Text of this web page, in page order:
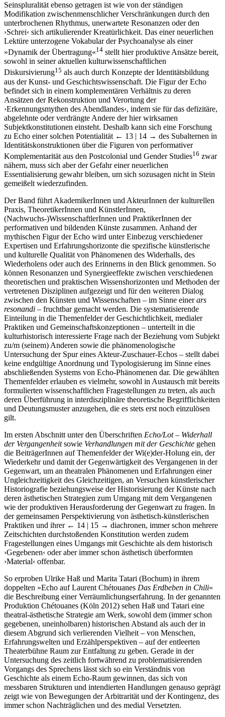
Seinspluralität ebenso getragen ist wie von der ständigen
Modifikation zwischenmenschlicher Verschränkungen durch den
unterbrochenen Rhythmus, unerwartete Resonanzen oder den
›Schrei‹ sich artikulierender Kreatürlichkeit. Das einer neuerlichen
Lektüre unterzogene Vokabular der Psychoanalyse als einer
»Dynamik der Übertragung«14 stellt hier produktive Ansätze bereit,
sowohl in seiner aktuellen kulturwissenschaftlichen
Diskursivierung15 als auch durch Konzepte der Identitätsbildung
aus der Kunst- und Geschichtswissenschaft. Die Figur der Echo
befindet sich in einem komplementären Verhältnis zu deren
Ansätzen der Rekonstruktion und Verortung der
›Erkennungsmythen des Abendlandes‹, indem sie für das defizitäre,
abgelehnte oder verdrängte Andere der hier wirksamen
Subjektkonstitutionen einsteht. Deshalb kann sich eine Forschung
zu Echo einer solchen Potentialität ← 13 | 14 → des Subalternen in
Identitätskonstruktionen über die Figuren von performativer
Komplementarität aus den Postcolonial und Gender Studies16 zwar
nähern, muss sich aber der Gefahr einer neuerlichen
Essentialisierung gewahr bleiben, um sich sozusagen nicht in Stein
gemeißelt wiederzufinden.
Der Band führt AkademikerInnen und AkteurInnen der kulturellen
Praxis, TheoretikerInnen und KünstlerInnen,
(Nachwuchs-)WissenschaftlerInnen und PraktikerInnen der
performativen und bildenden Künste zusammen. Anhand der
mythischen Figur der Echo wird unter Einbezug verschiedener
Expertisen und Erfahrungshorizonte die spezifische künstlerische
und kulturelle Qualität von Phänomenen des Widerhalls, des
Wiederholens oder auch des Erinnerns in den Blick genommen. So
können Resonanzen und Synergieeffekte zwischen verschiedenen
theoretischen und praktischen Wissenshorizonten und Methoden der
vertretenen Disziplinen aufgezeigt und für den weiteren Dialog
zwischen den Künsten und Wissenschaften – im Sinne einerars
resonandi – fruchtbar gemacht werden. Die systematisierende
Einteilung in die Themenfelder der Geschichtlichkeit, medialer
Praktiken und Gemeinschaftskonzeptionen – unterteilt in die
kulturhistorisch interessierte Frage nach der Beziehung vom Subjekt
zu/m (seinem) Anderen sowie die phänomenologische
Untersuchung der Spur eines Akteur-Zuschauer-Echos – stellt dabei
keine endgültige Anordnung und Typologisierung im Sinne eines
abschließenden Systems von Echo-Phänomenen dar. Die gewählten
Themenfelder erlauben es vielmehr, sowohl in Austausch mit bereits
formulierten wissenschaftlichen Fragestellungen zu treten, als auch
deren Überführung in interdisziplinäre theoretische Begrifflichkeiten
und Deutungsmuster anzugehen, die es stets erst noch einzulösen
gilt.
Im ersten Abschnitt unter den Überschriften Echo/Lot – Widerhall
der Vergangenheitsowie Verhandlungen mit der Geschichte gehen
die BeiträgerInnen auf Themenfelder der Wi(e)der-Holung ein, der
Wiederkehr und damit der Gegenwärtigkeit des Vergangenen in der
Gegenwart, um an theatralen Phänomenen und Erfahrungen einer
Ungleichzeitigkeit des Gleichzeitigen, an Versuchen künstlerischer
Historiografie beziehungsweise der Historisierung der Künste nach
deren ästhetischen Strategien zum Umgang mit dem Vergangenen
wie der produktiven Herausforderung der Gegenwart zu fragen. In
der gemeinsamen Perspektivierung von ästhetisch-künstlerischen
Praktiken und ihrer ← 14 | 15 → diachronen, immer schon mehrere
Zeitschichten durchstoßenden Konstitution werden zudem
Fragestellungen eines Umgangs mit Geschichte als dem historisch
›Gegebenen‹ oder aber immer schon ästhetisch überformten
›Material‹ offenbar.
So erproben Ulrike Haß und Marita Tatari (Bochum) in ihrem
doppelten »Echo auf Laurent Chétouanes Das Erdbeben in Chili«
die Beschreibung einer Verräumlichungserfahrung. In der genannten
Produktion Chétouanes (Köln 2012) sehen Haß und Tatari eine
theatral-ästhetische Strategie am Werk, sowohl dem (immer schon
gegebenen, uneinholbaren) historischen Abstand als auch der in
diesem Abgrund sich verlierenden Vielheit – von Menschen,
Erfahrungswelten und Erzählperspektiven – auf der entleerten
Theaterbühne Raum zur Entfaltung zu geben. Gerade in der
Untersuchung des zeitlich fortwährend zu problematisierenden
Vorgangs des Sprechens lässt sich so ein Verständnis von
Geschichte als einem Echo-Raum gewinnen, das sich von
messbaren Strukturen und intendierten Handlungen genauso geprägt
zeigt wie von Bewegungen der Arbitrarität und der Kontingenz, des
immer schon Nachträglichen und des medial Versetzten.